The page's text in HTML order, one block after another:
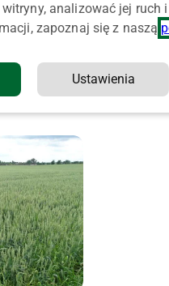
Weź
Młodzi
analizować jej ruch
zapoznaj się z naszą
Ustawienia